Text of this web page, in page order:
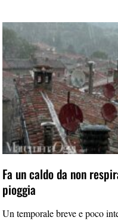
Fa un caldo da non
pioggia
Un temporale breve e poco